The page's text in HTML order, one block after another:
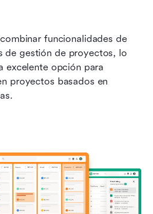
funcionalidades de
de gestión de proyectos, lo
excelente opción para
proyectos basados en